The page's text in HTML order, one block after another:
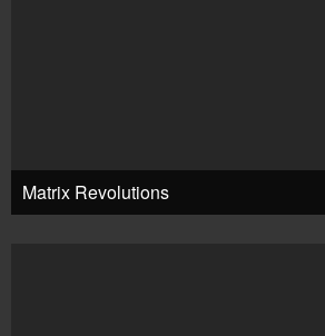
Matrix Revolutions